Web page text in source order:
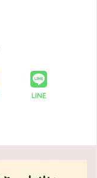
LINE